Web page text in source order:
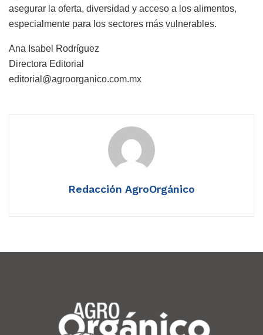
asegurar la oferta, diversidad y acceso a los alimentos,
especialmente para los sectores más vulnerables.
Ana Isabel Rodríguez
Directora Editorial
editorial@agroorganico.com.mx
Redacción AgroOrgánico